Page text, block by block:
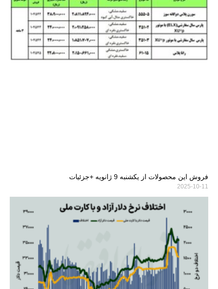
فروش این محصولات از یکشنبه 9 ژانویه +جزئیات
2025-10-11